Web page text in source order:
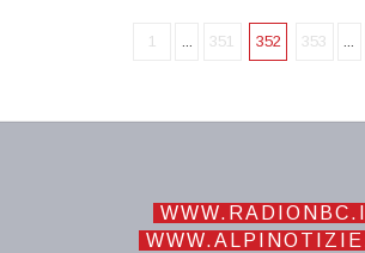
1 ... 351 352 353 ...